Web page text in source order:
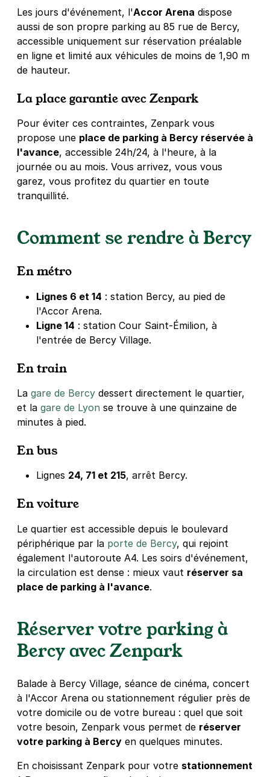
183 rue de Charenton
Paris
(398 avis)
2,50 €
/heure, 27 €/jour, 81 €/semaine (tarifs dégressifs)
Réserver
Paris - Bercy - quai de la Gare
3 rue George Balanchine
75013 Paris
4,2 (361 avis)
Réserver
4,3 (652 avis)
2,50 €/heure,27 €/jour,81 €/semaine(tarifs dégressifs)
Réserver
Paris - Charenton - Cimetière de
Réserver
Paris - Bibliothèque François-
Mitterrand - Nationale
5 rue du Chef de la Ville
75013Paris
4,1 (185 avis)
Réserver
+ Abonnements disponibles
Paris - Gare de Lyon - Citadines
18 rue Chaligny
75012 Paris
4,3(1291 avis)
Réserver
Les jours d'événement, l'Accor Arena dispose
aussi de son propre parking au 85 rue de Bercy,
accessible uniquement sur réservation préalable
en ligne et limité aux véhicules de moins de 1,90 m
de hauteur.
La place garantie avec Zenpark
Pour éviter ces contraintes, Zenpark vous
propose une place de parking à Bercy réservée à
l'avance, accessible 24h/24, à l'heure, à la
journée ou au mois. Vous arrivez, vous vous
garez, vous profitez du quartier en toute
tranquillité.
Comment se rendre à Bercy
En métro
Lignes 6 et 14 : station Bercy, au pied de
l'Accor Arena.
Ligne 14 : station Cour Saint-Émilion, à
l'entrée de Bercy Village.
En train
La gare de Bercy dessert directement le quartier,
et la gare de Lyon se trouve à une quinzaine de
minutes à pied.
En bus
Lignes 24, 71 et 215, arrêt Bercy.
En voiture
Le quartier est accessible depuis le boulevard
périphérique par la porte de Bercy, qui rejoint
également l'autoroute A4. Les soirs d'événement,
la circulation est dense : mieux vaut réserver sa
place de parking à l'avance.
Réserver votre parking à
Bercy avec Zenpark
Balade à Bercy Village, séance de cinéma, concert
à l'Accor Arena ou stationnement régulier près de
votre domicile ou de votre bureau : quel que soit
votre besoin, Zenpark vous permet de réserver
votre parking à Bercy en quelques minutes.
En choisissant Zenpark pour votre stationnement